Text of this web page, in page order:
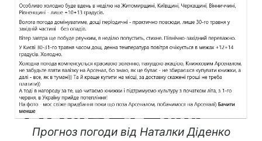
Прогноз погоди від Наталки Діденко